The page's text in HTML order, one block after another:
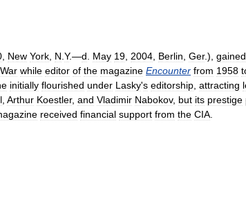
New York N Y.—d May 19 2004 Berlin Ger.), gained
War while editor of the magazine Encounter from 1958
initially flourished under Lasky's editorship attracting
Arthur Koestler, and Vladimir Nabokov, but its prestige
received financial support from the CIA